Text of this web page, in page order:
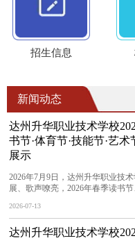
招生信息
新闻动态
达州升华职业技术学校
书节·体育节·技能节·艺
展示
2026年7月9日，达州升华职业技
展、歌声嘹亮，2026年春季读书节
2026-07-13
达州升华职业技术学校